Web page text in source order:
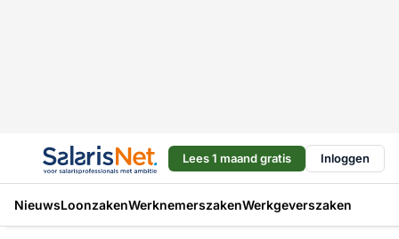
Lees 1 maand gratis Inloggen
NieuwsLoonzakenWerknemerszakenWerkgeverszaken